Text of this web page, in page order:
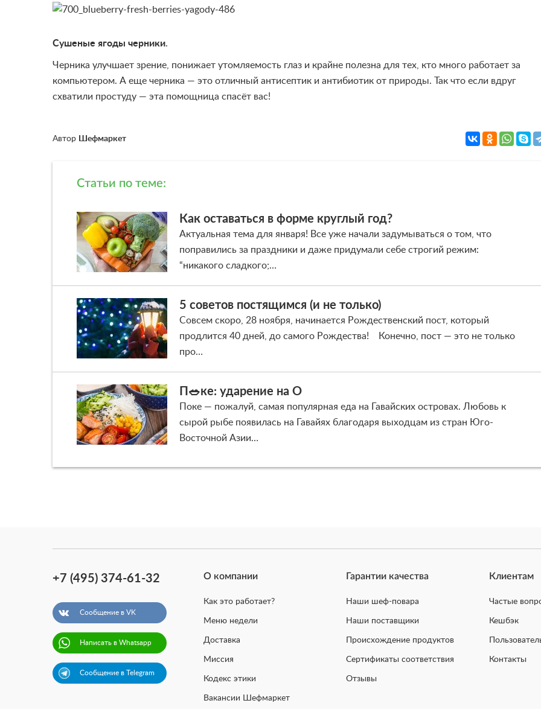
Сушеные ягоды черники.
Черника улучшает зрение, понижает утомляемость глаз и крайне полезна для тех, кто много работает за
компьютером. А еще черника — это отличный антисептик и антибиотик от природы. Так что если вдруг
схватили простуду — эта помощница спасёт вас!
Автор Шефмаркет
Статьи по теме:
Как оставаться в форме круглый год?
Актуальная тема для января! Все уже начали задумываться о том, что
поправились за праздники и даже придумали себе строгий режим:
“никакого сладкого;…
5 советов постящимся (и не только)
Совсем скоро, 28 ноября, начинается Рождественский пост, который
продлится 40 дней, до самого Рождества! Конечно, пост — это не только
про…
П🥗ке: ударение на О
Поке — пожалуй, самая популярная еда на Гавайских островах. Любовь к
сырой рыбе появилась на Гавайях благодаря выходцам из стран Юго-
Восточной Азии…
+7 (495) 374-61-32
Сообщение в VK
Написать в Whatsapp
Сообщение в Telegram
О компании
Как это работает?
Меню недели
Доставка
Миссия
Кодекс этики
Вакансии Шефмаркет
Гарантии качества
Наши шеф-повара
Наши поставщики
Происхождение продуктов
Сертификаты соответствия
Отзывы
Клиентам
Частые
Кешбэк
Контакты